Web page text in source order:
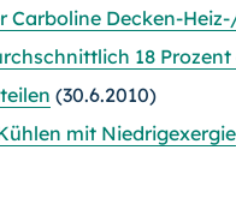
Carboline Decken-
18 Prozent
(30.6.2010)
mit Niedrigexergie